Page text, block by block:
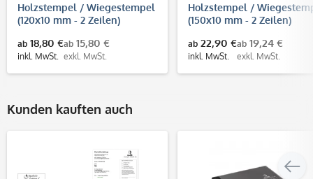
Holzstempel / Wiegestempel
(120x10 mm - 2 Zeilen)
ab 18,80 €
inkl. MwSt.
ab 15,80 €
exkl. MwSt.
Holzstempel /
(150x10 mm - 2 Zeilen)
ab 22,90 €
inkl. MwSt.
ab 19,24 €
exkl. MwSt.
Kunden kauften auch